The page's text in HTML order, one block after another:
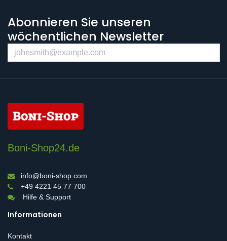
Abonnieren Sie unseren
wöchentlichen Newsletter
Boni-Shop24.de
info@boni-shop.com
+49 4221 45 77 700
Hilfe & Support
Informationen
Kontakt